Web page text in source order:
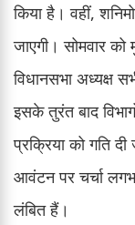
किया है। वहीं,
जाएगी। सोमवार
विधानसभा अध्यक्ष
इसके तुरंत बाद
प्रक्रिया को गति
आवंटन पर चर्चा
लंबित हैं।